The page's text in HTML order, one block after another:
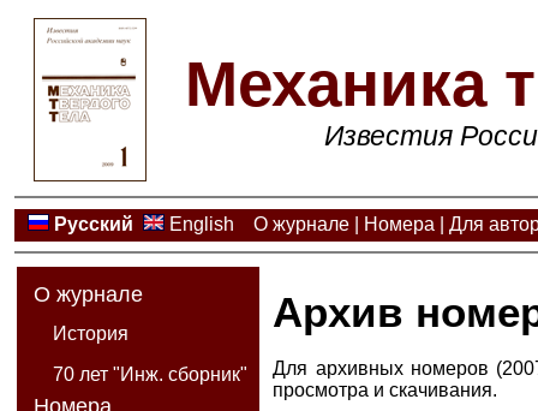
Механика
Известия
Русский English О журнале| Номера Для
О журнале
История
70 лет "Инж. сборник"
Архив
Для архивных номеров
просмотра и скачивания.